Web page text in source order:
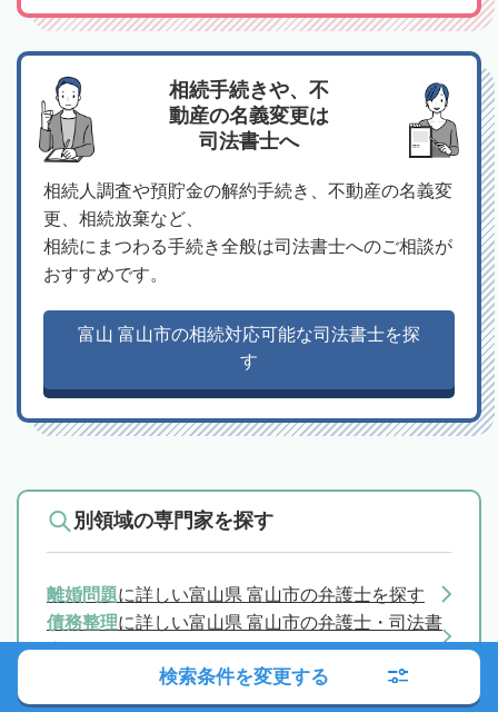
相続手続きや、不
動産の名義変更は
司法書士へ
相続人調査や預貯金の解約手続き、不動産の名義変
更、相続放棄など、
相続にまつわる手続き全般は司法書士へのご相談が
おすすめです。
富山 富山市の相続対応可能な司法書士を探
す
別領域の専門家を探す
離婚問題に詳しい富山県 富山市の弁護士を探す
債務整理に詳しい富山県 富山市の弁護士・司法書
士を探す
交通事故トラブルに詳しい富山県 富山市の弁護士
を探す
検索条件を変更する